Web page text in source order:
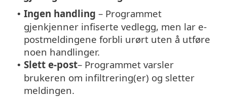
• Ingen handling – Programmet
gjenkjenner infiserte vedlegg, men lar e-
postmeldingene forbli urørt uten å utføre
noen handlinger.
• Slett e-post– Programmet varsler
brukeren om infiltrering(er) og sletter
meldingen.